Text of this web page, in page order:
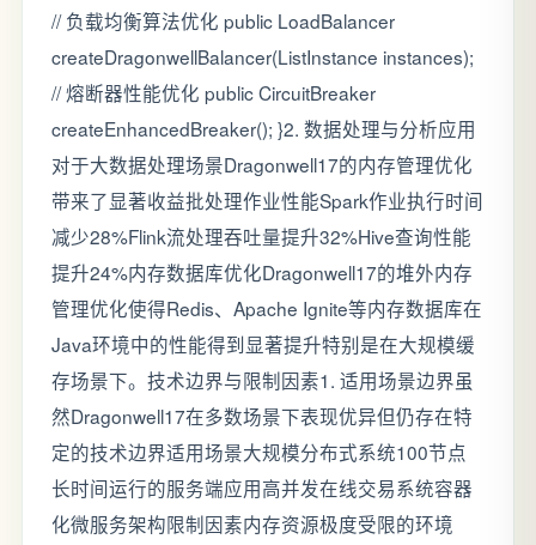
// 负载均衡算法优化 public LoadBalancer
createDragonwellBalancer(ListInstance instances);
// 熔断器性能优化 public CircuitBreaker
createEnhancedBreaker(); }2. 数据处理与分析应用
对于大数据处理场景Dragonwell17的内存管理优化
带来了显著收益批处理作业性能Spark作业执行时间
减少28%Flink流处理吞吐量提升32%Hive查询性能
提升24%内存数据库优化Dragonwell17的堆外内存
管理优化使得Redis、Apache Ignite等内存数据库在
Java环境中的性能得到显著提升特别是在大规模缓
存场景下。技术边界与限制因素1. 适用场景边界虽
然Dragonwell17在多数场景下表现优异但仍存在特
定的技术边界适用场景大规模分布式系统100节点
长时间运行的服务端应用高并发在线交易系统容器
化微服务架构限制因素内存资源极度受限的环境